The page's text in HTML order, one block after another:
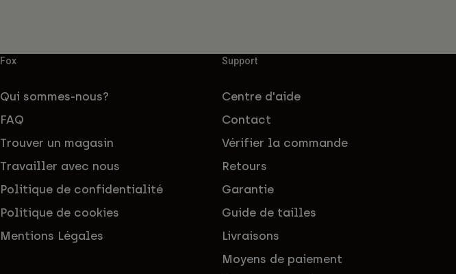
Fox
Qui sommes-nous?
FAQ
Trouver un magasin
Travailler avec nous
Politique de confidentialité
Politique de cookies
Mentions Légales
Support
Centre d'aide
Contact
Vérifier la commande
Retours
Garantie
Guide de tailles
Livraisons
Moyens de paiement